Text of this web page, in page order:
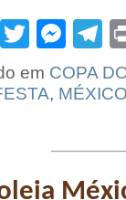
Facebook
Twitter
em COPA
,